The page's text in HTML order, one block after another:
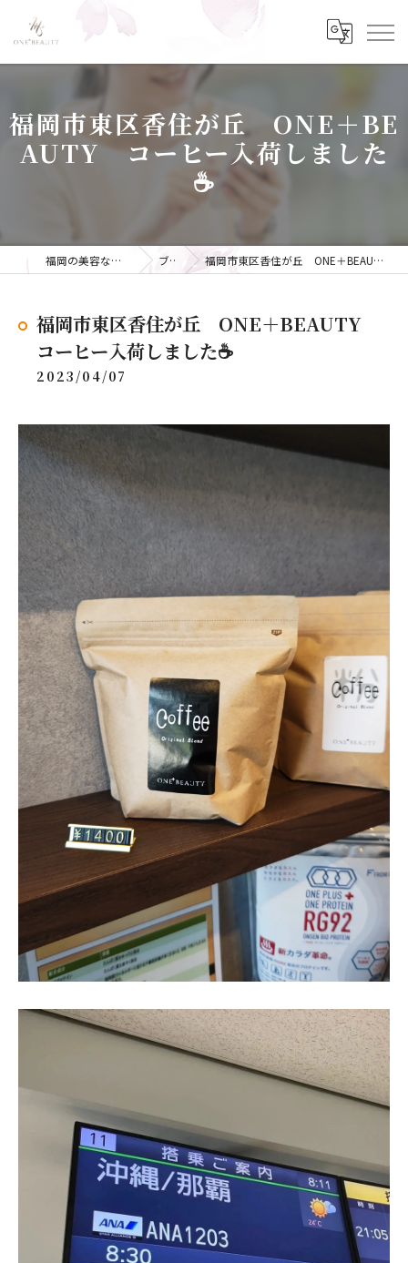
福岡市東区香住が丘 ONE＋BE
AUTY コーヒー入荷しました
☕
福岡の美容ならONE+BEAUTY ブログ 福岡市東区香住が丘 ONE＋BEAUTY コーヒー入荷しました☕
福岡市東区香住が丘 ONE＋BEAUTY
コーヒー入荷しました☕
2023/04/07